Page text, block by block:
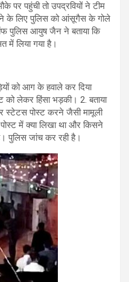
पर पहुंची तो उपद्रवियों ने टीम
के लिए पुलिस को आंसूगैस के गोले
पुलिस आयुष जैन ने बताया कि
में लिया गया है।
को आग के हवाले कर दिया
को लेकर हिंसा भड़की। 2. बताया
स्टेटस पोस्ट करने जैसी मामूली
में क्या लिखा था और किसने
पुलिस जांच कर रही है।